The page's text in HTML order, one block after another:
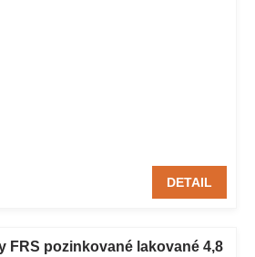
DETAIL
FRS pozinkované lakované 4,8